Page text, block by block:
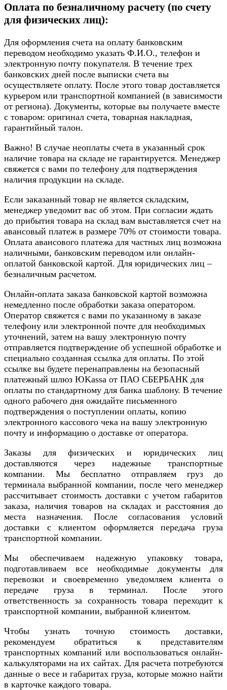
Оплата по безналичному расчету (по счету
для физических лиц):
Для оформления счета на оплату банковским
переводом необходимо указать Ф.И.О., телефон и
электронную почту покупателя. В течение трех
банковских дней после выписки счета вы
осуществляете оплату. После этого товар доставляется
курьером или транспортной компанией (в зависимости
от региона). Документы, которые вы получаете вместе
с товаром: оригинал счета, товарная накладная,
гарантийный талон.
Важно! В случае неоплаты счета в указанный срок
наличие товара на складе не гарантируется. Менеджер
свяжется с вами по телефону для подтверждения
наличия продукции на складе.
Если заказанный товар не является складским,
менеджер уведомит вас об этом. При согласии ждать
до прибытия товара на склад вам выставляется счет на
авансовый платеж в размере 70% от стоимости товара.
Оплата авансового платежа для частных лиц возможна
наличными, банковским переводом или онлайн-
оплатой банковской картой. Для юридических лиц –
безналичным расчетом.
Онлайн-оплата заказа банковской картой возможна
немедленно после обработки заказа оператором.
Оператор свяжется с вами по указанному в заказе
телефону или электронной почте для необходимых
уточнений, затем на вашу электронную почту
отправляется подтверждение об успешной обработке и
специально созданная ссылка для оплаты. По этой
ссылке вы будете перенаправлены на безопасный
платежный шлюз ЮKassa от ПАО СБЕРБАНК для
оплаты по стандартному для банка шаблону. В течение
одного рабочего дня ожидайте письменного
подтверждения о поступлении оплаты, копию
электронного кассового чека на вашу электронную
почту и информацию о доставке от оператора.
Заказы для физических и юридических лиц
доставляются через надежные транспортные
компании. Мы бесплатно отправляем груз до
терминала выбранной компании, после чего менеджер
рассчитывает стоимость доставки с учетом габаритов
заказа, наличия товаров на складах и расстояния до
места назначения. После согласования условий
доставки с клиентом оформляется передача груза
транспортной компании.
Мы обеспечиваем надежную упаковку товара,
подготавливаем все необходимые документы для
перевозки и своевременно уведомляем клиента о
передаче груза в терминал. После этого
ответственность за сохранность товара переходит к
транспортной компании, выбранной клиентом.
Чтобы узнать точную стоимость доставки,
рекомендуем обратиться к представителям
транспортных компаний или воспользоваться онлайн-
калькуляторами на их сайтах. Для расчета потребуются
данные о весе и габаритах груза, которые можно найти
в карточке каждого товара.